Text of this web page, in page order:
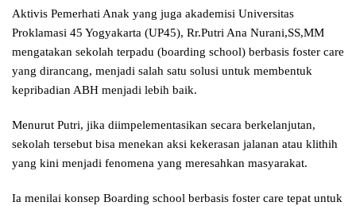
Aktivis Pemerhati Anak yang juga akademisi Universitas
Proklamasi 45 Yogyakarta (UP45), Rr.Putri Ana Nurani,SS,MM
mengatakan sekolah terpadu (boarding school) berbasis foster care
yang dirancang, menjadi salah satu solusi untuk membentuk
kepribadian ABH menjadi lebih baik.
Menurut Putri, jika diimpelementasikan secara berkelanjutan,
sekolah tersebut bisa menekan aksi kekerasan jalanan atau klithih
yang kini menjadi fenomena yang meresahkan masyarakat.
Ia menilai konsep Boarding school berbasis foster care tepat untuk